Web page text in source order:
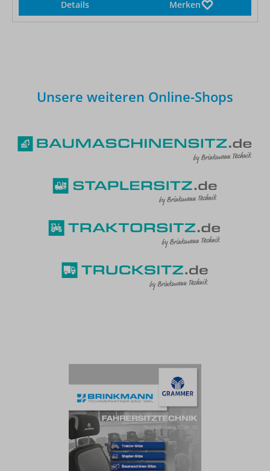
Details Merken
Unsere weiteren Online-Shops